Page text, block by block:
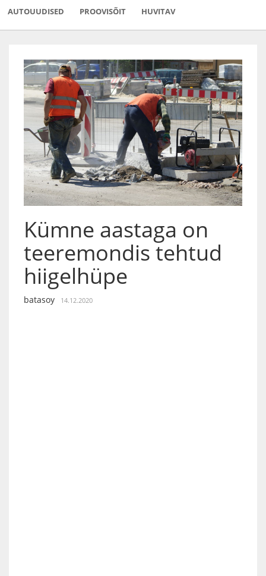
AUTOUUDISED PROOVISÕIT HUVITAV
Kümne aastaga on
teeremondis tehtud
hiigelhüpe
batasoy 14.12.2020